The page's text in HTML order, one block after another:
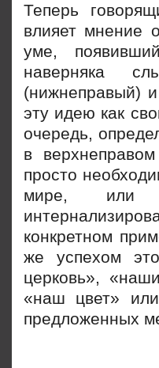
Теперь
влияет
уме,
наверняка
(нижнеправый)
эту идею как
очередь,
в
просто
мире, или
конкретном
же успехом
церковь»,
«наш цвет»
предложенных